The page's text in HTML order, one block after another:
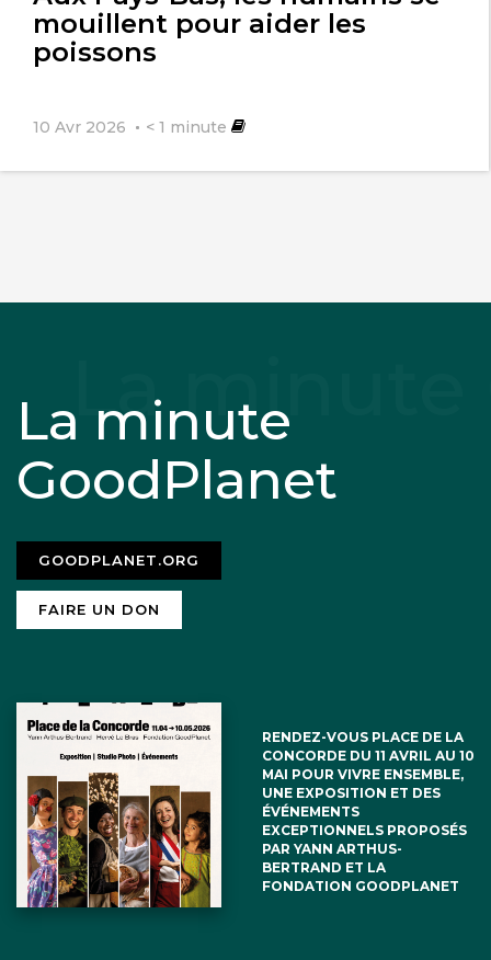
mouillent pour aider les
poissons
10 Avr 2026 < 1 minute
La minute
GoodPlanet
GOODPLANET.ORG
FAIRE UN DON
RENDEZ-VOUS PLACE DE LA
CONCORDE DU 11 AVRIL AU 10
MAI POUR VIVRE ENSEMBLE,
UNE EXPOSITION ET DES
ÉVÉNEMENTS
EXCEPTIONNELS PROPOSÉS
PAR YANN ARTHUS-
BERTRAND ET LA
FONDATION GOODPLANET